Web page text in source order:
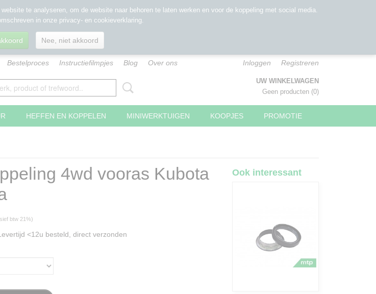
Bestelproces Instructiefilmpjes Blog Over ons Inloggen Registreren
UW WINKELWAGEN
Geen producten (0)
HEFFEN EN KOPPELEN MINIWERKTUIGEN KOOPJES PROMOTIE
4wd vooras Kubota
btw 21%)
<12u besteld, direct verzonden
Ook interessant
te analyseren, om de website naar behoren te laten werken en voor de koppeling met social media.
in onze privacy- en cookieverklaring.
Nee, niet akkoord